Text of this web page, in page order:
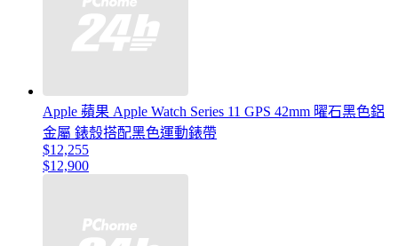
Apple 蘋果 Apple Watch Series 11 GPS 42mm 曜石黑色鋁
金屬 錶殼搭配黑色運動錶帶
$12,255
$12,900